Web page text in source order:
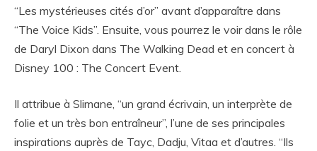
“Les mystérieuses cités d’or” avant d’apparaître dans
“The Voice Kids”. Ensuite, vous pourrez le voir dans le rôle
de Daryl Dixon dans The Walking Dead et en concert à
Disney 100 : The Concert Event.
Il attribue à Slimane, “un grand écrivain, un interprète de
folie et un très bon entraîneur”, l’une de ses principales
inspirations auprès de Tayc, Dadju, Vitaa et d’autres. “Ils